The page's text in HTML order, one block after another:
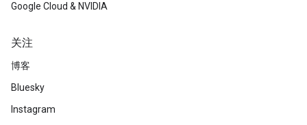
Google Cloud & NVIDIA
关注
博客
Bluesky
Instagram